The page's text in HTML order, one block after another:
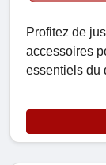
Profitez de
accessoires
essentiels du